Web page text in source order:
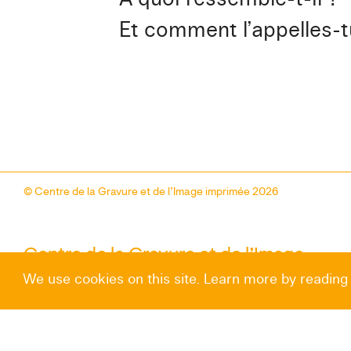
We use cookies on this site. Learn more by
Et comment l’appelles-
Centre de la Gravure et de l’Image
imprimée
© Centre de la Gravure et de l’Image imprimée 2026